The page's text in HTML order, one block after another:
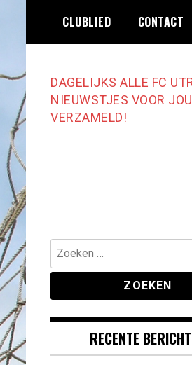
de
CLUBLIED CONTACT
DAGELIJKS ALLE FC
NIEUWSTJES VOOR JOU
VERZAMELD!
Zoeken
naar:
RECENTE